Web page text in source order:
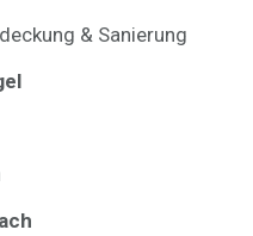
& Sanierung